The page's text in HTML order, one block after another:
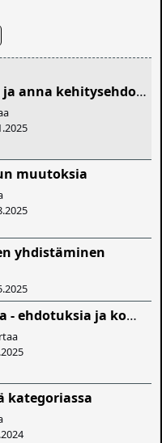
Raportoi virheistä ja anna kehitysehdotuksia
muutoksia
yhdistäminen
Kirjailijatietokanta - ehdotuksia ja kommentteja
kategoriassa